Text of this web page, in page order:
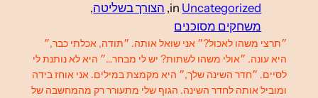
in Uncategorized
, הצורך בשליטה,
משחקים מסוכנים
״תרצי משהו לאכול?״ אני שואל אותה. ״תודה, אכלתי כבר,״
היא עונה. ״אולי משהו לשתות? יש לי מבחר…״ היא לא נותנת לי
לסיים. ״חדר השינה שלך,״ היא מקמצת במילים. אני אוחז בידה
ומוביל אותה לחדר השינה. הגוף שלי מתעורר רק מהמחשבה של